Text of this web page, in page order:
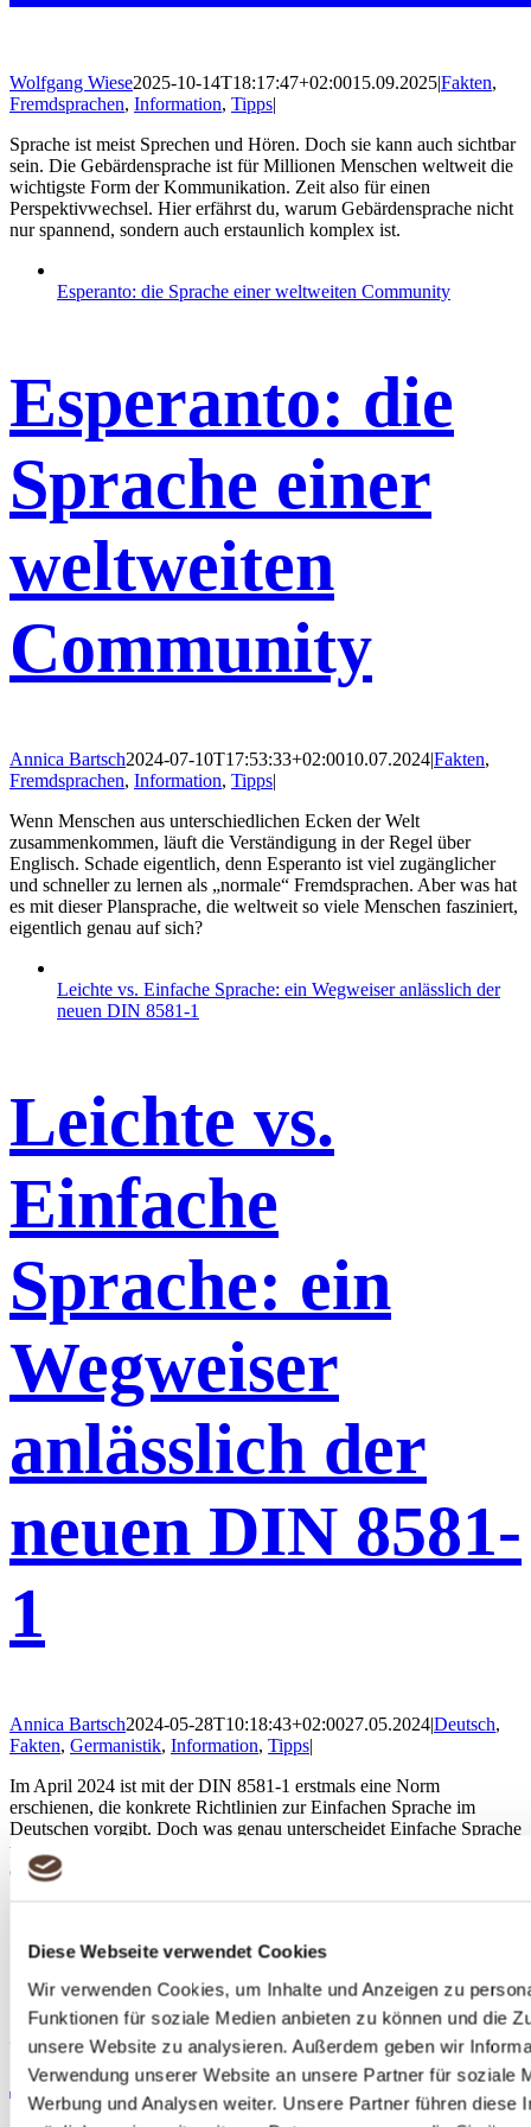
Diese Webseite verwendet Cookies
Wir verwenden Cookies, um Inhalte und Anzeigen zu
Funktionen für soziale Medien anbieten zu können und die
unsere Website zu analysieren. Außerdem geben wir
Verwendung unserer Website an unsere Partner für soziale
Werbung und Analysen weiter. Unsere Partner führen diese
Wolfgang Wiese2025-10-14T18:17:47+02:0015.09.2025|Fakten,
Fremdsprachen, Information, Tipps|
Sprache ist meist Sprechen und Hören. Doch sie kann auch sichtbar
sein. Die Gebärdensprache ist für Millionen Menschen weltweit die
wichtigste Form der Kommunikation. Zeit also für einen
Perspektivwechsel. Hier erfährst du, warum Gebärdensprache nicht
nur spannend, sondern auch erstaunlich komplex ist.
Esperanto: die Sprache einer weltweiten Community
Esperanto: die
Sprache einer
weltweiten
Community
Annica Bartsch2024-07-10T17:53:33+02:0010.07.2024|Fakten,
Fremdsprachen, Information, Tipps|
Wenn Menschen aus unterschiedlichen Ecken der Welt
zusammenkommen, läuft die Verständigung in der Regel über
Englisch. Schade eigentlich, denn Esperanto ist viel zugänglicher
und schneller zu lernen als „normale“ Fremdsprachen. Aber was hat
es mit dieser Plansprache, die weltweit so viele Menschen fasziniert,
eigentlich genau auf sich?
Leichte vs. Einfache Sprache: ein Wegweiser anlässlich der
neuen DIN 8581-1
Leichte vs.
Einfache
Sprache: ein
Wegweiser
anlässlich der
neuen DIN 8581-
1
Annica Bartsch2024-05-28T10:18:43+02:0027.05.2024|Deutsch,
Fakten, Germanistik, Information, Tipps|
Im April 2024 ist mit der DIN 8581-1 erstmals eine Norm
erschienen, die konkrete Richtlinien zur Einfachen Sprache im
Deutschen vorgibt. Doch was genau unterscheidet Einfache Sprache
von Leichter Sprache? Und wie tragen diese beiden Sprachkonzepte
dazu bei, die Inklusion in unserer Gesellschaft voranzutreiben?
Sprachindustrie
Wohin 2024 die